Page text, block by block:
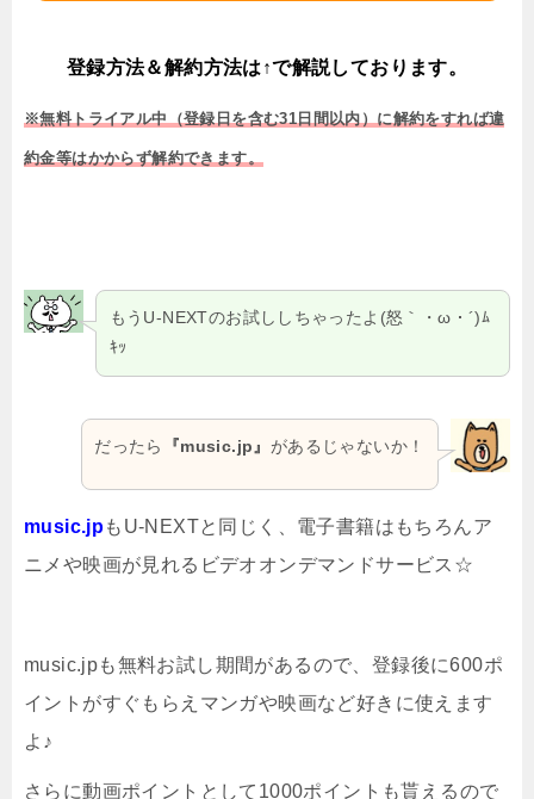
登録方法＆解約方法は↑で解説しております。
※無料トライアル中（登録日を含む31日間以内）に解約をすれば違
約金等はかからず解約できます。
もうU-NEXTのお試ししちゃったよ(怒｀・ω・´)ﾑ
ｷｯ
だったら 『music.jp』 があるじゃないか！
music.jpもU-NEXTと同じく、電子書籍はもちろんア
ニメや映画が見れるビデオオンデマンドサービス☆
music.jpも無料お試し期間があるので、登録後に600ポ
イントがすぐもらえマンガや映画など好きに使えます
よ♪
さらに動画ポイントとして1000ポイントも貰えるので